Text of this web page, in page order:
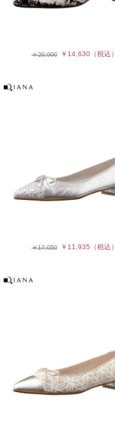
￥20,900 ￥14,630（税込）
￥17,050 ￥11,935 （税込）